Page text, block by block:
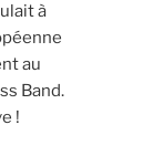
à
au
Band.
!